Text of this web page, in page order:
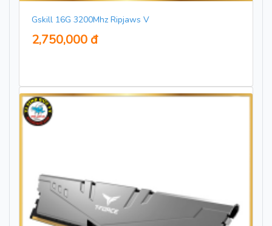
Gskill 16G 3200Mhz Ripjaws V
2,750,000 đ